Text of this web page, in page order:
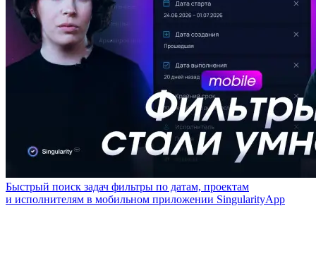
Быстрый поиск задач фильтры по датам, проектам
и исполнителям в мобильном приложении SingularityApp